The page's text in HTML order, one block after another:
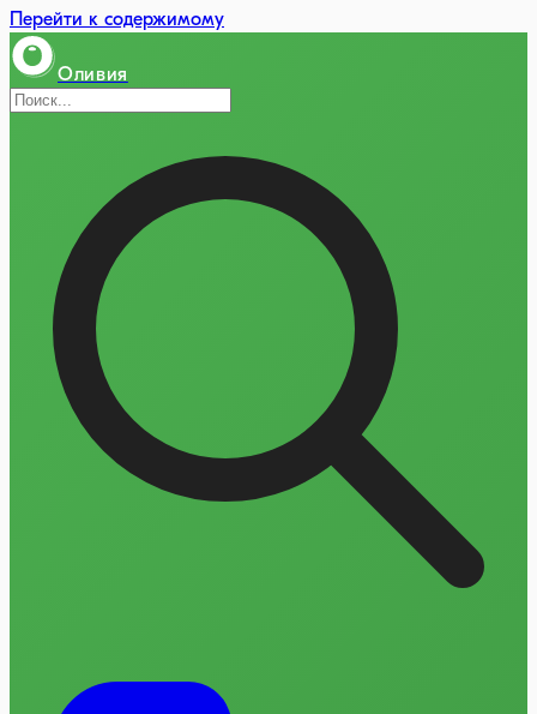
Перейти к содержимому
Оливия